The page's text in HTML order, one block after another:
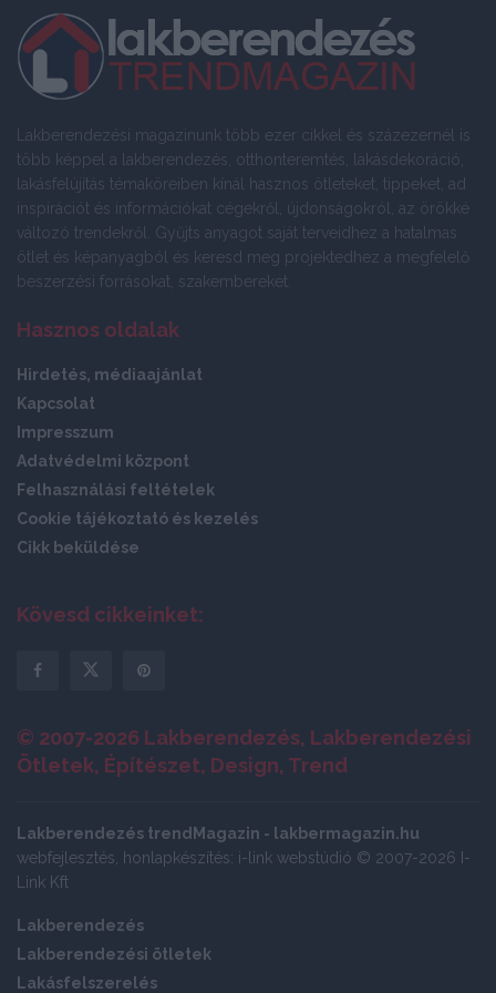
Lakberendezési magazinunk több ezer cikkel és százezernél is
több képpel a lakberendezés, otthonteremtés, lakásdekoráció,
lakásfelújítás témaköreiben kínál hasznos ötleteket, tippeket, ad
inspirációt és információkat cégekről, újdonságokról, az örökké
változó trendekről. Gyűjts anyagot saját terveidhez a hatalmas
ötlet és képanyagból és keresd meg projektedhez a megfelelő
beszerzési forrásokat, szakembereket.
Hasznos oldalak
Hirdetés, médiaajánlat
Kapcsolat
Impresszum
Adatvédelmi központ
Felhasználási feltételek
Cookie tájékoztató és kezelés
Cikk beküldése
Kövesd cikkeinket:
© 2007-2026 Lakberendezés, Lakberendezési
Ötletek, Építészet, Design, Trend
Lakberendezés trendMagazin - lakbermagazin.hu
webfejlesztés, honlapkészítés: i-link webstúdió © 2007-2026 I-
Link Kft
Lakberendezés
Lakberendezési ötletek
Lakásfelszerelés